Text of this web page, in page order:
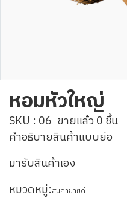
หอมหัวใหญ่
SKU : 06 ขายแล้ว 0 ชิ้น
คำอธิบายสินค้าแบบย่อ
มารับสินค้าเอง
หมวดหมู่:สินค้าขายดี